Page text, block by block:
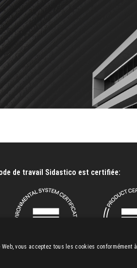
de travail Sidastico est certifiée:
vous acceptez tous les cookies conformément à